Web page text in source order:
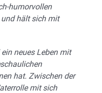
humorvollen
und hält sich mit
neues Leben mit
hat. Zwischen der
mit sich